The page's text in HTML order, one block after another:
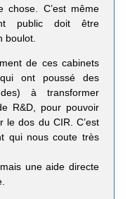
C’est même
public doit être
boulot.
de ces cabinets
ont poussé des
à transformer
R&D, pour pouvoir
le dos du CIR. C’est
qui nous coute très
une aide directe